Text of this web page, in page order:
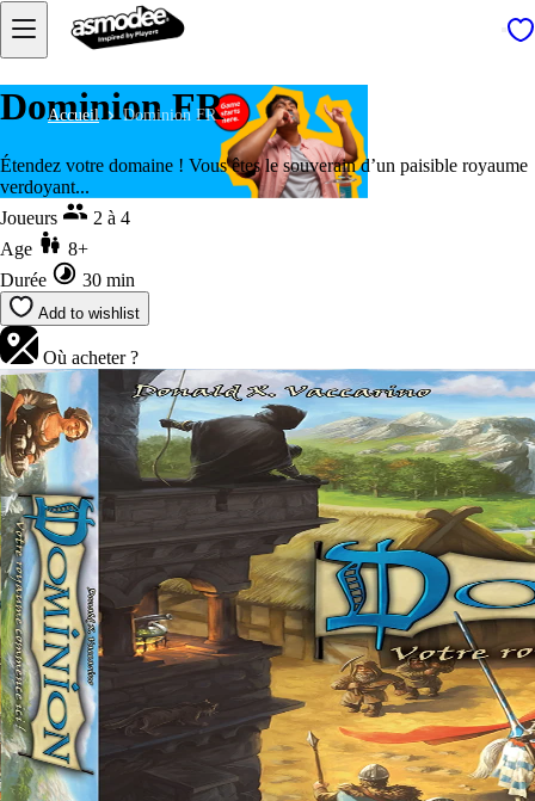
Accueil Dominion FR
Dominion FR
Étendez votre domaine ! Vous êtes le souverain d’un paisible royaume
verdoyant...
Joueurs
2 à 4
Age
8+
Durée
30 min
Add to wishlist
Où acheter ?